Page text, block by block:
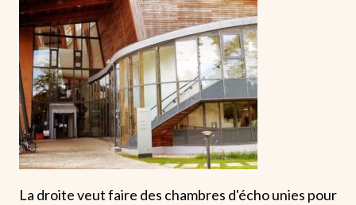
La droite veut faire des chambres d'écho unies pour